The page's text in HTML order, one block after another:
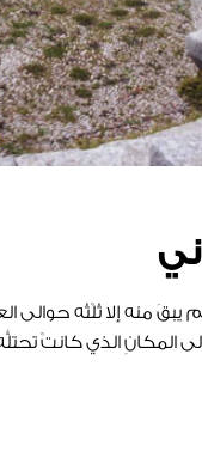
المكانِ الذي كانتْ